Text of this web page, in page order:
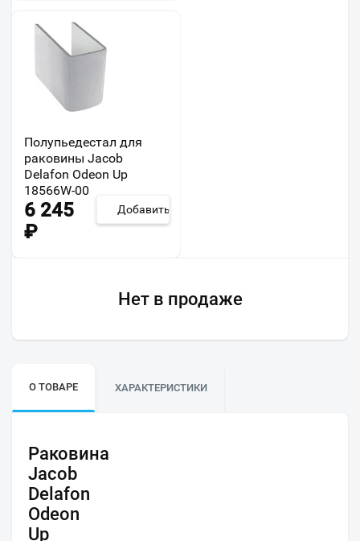
Полупьедестал для
раковины Jacob
Delafon Odeon Up
18566W-00
6 245
₽
Добавить
Нет в продаже
О ТОВАРЕ ХАРАКТЕРИСТИКИ
Раковина
Jacob
Delafon
Odeon
Up